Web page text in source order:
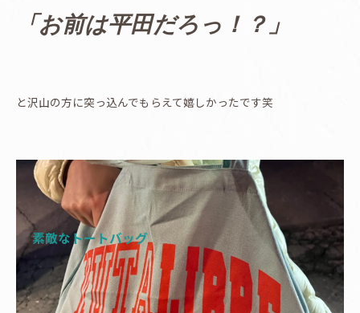
「お前は平田だろっ！？」
と沢山の方に突っ込んでもらえて嬉しかったです笑
素敵なトートバッグ